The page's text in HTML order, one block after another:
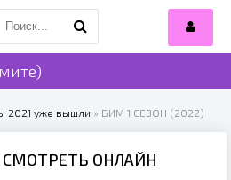
2021 уже вышли » БИМ 1 СЕЗОН (2022)
СМОТРЕТЬ ОНЛАЙН